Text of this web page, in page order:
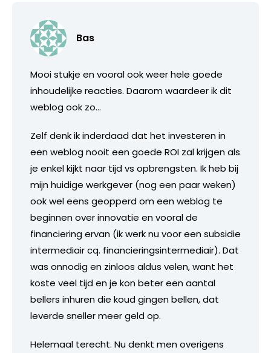
Bas
Mooi stukje en vooral ook weer hele goede
inhoudelijke reacties. Daarom waardeer ik dit
weblog ook zo…
Zelf denk ik inderdaad dat het investeren in
een weblog nooit een goede ROI zal krijgen als
je enkel kijkt naar tijd vs opbrengsten. Ik heb bij
mijn huidige werkgever (nog een paar weken)
ook wel eens geopperd om een weblog te
beginnen over innovatie en vooral de
financiering ervan (ik werk nu voor een subsidie
intermediair cq. financieringsintermediair). Dat
was onnodig en zinloos aldus velen, want het
koste veel tijd en je kon beter een aantal
bellers inhuren die koud gingen bellen, dat
leverde sneller meer geld op.
Helemaal terecht. Nu denkt men overigens